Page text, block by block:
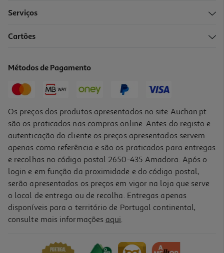
Price reduced from
21,49 €to
Promoção
Pediculose Fullmarks Anti Pio Lendeas 150ml
Serviços
Cartões
Métodos de Pagamento
Os preços dos produtos apresentados no site Auchan.pt
são os praticados nas compras online. Antes do registo e
autenticação do cliente os preços apresentados servem
apenas como referência e são os praticados para entregas
e recolhas no código postal 2650-435 Amadora. Após o
login e em função da proximidade e do código postal,
serão apresentados os preços em vigor na loja que serve
o local de entrega ou de recolha. Entregas apenas
disponíveis para o território de Portugal continental,
consulte mais informações aqui.